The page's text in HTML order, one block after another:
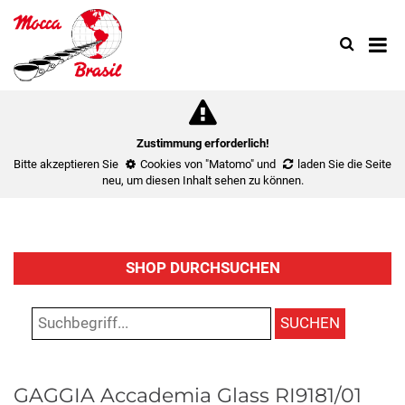
Zustimmung erforderlich!
Bitte akzeptieren Sie
Cookies von "Matomo" und
laden Sie die Seite
neu, um diesen Inhalt sehen zu können.
SearchUse
up
select
to
SHOP DURCHSUCHEN
SUCHEN
GAGGIA Accademia Glass RI9181/01